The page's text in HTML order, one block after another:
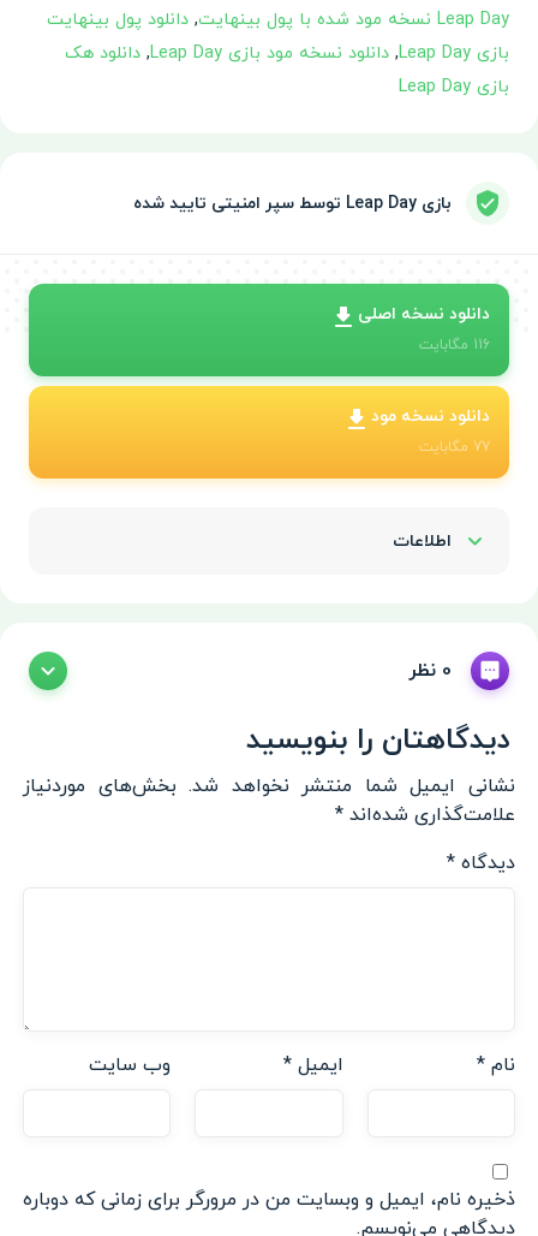
Leap Day نسخه مود شده با پول بینهایت , دانلود پول بینهایت
بازی Leap Day
, دانلود نسخه مود بازی Leap Day , دانلود هک
بازی Leap Day
بازی Leap Day توسط سپر امنیتی تایید شده
دانلود نسخه اصلی
116 مگابایت
دانلود نسخه مود
77 مگابایت
اطلاعات
0 نظر
دیدگاهتان را بنویسید
نشانی ایمیل شما منتشر نخواهد شد. بخش‌های موردنیاز
علامت‌گذاری شده‌اند *
دیدگاه *
نام * ایمیل* وب‌ سایت
ذخیره نام، ایمیل و وبسایت من در مرورگر برای زمانی که دوباره
دیدگاهی می‌نویسم.